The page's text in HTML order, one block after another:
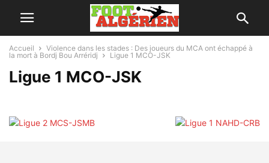
Accueil
Violence dans les stades : Des joueurs du MCA ont échappé à
la mort à Bordj Bou Arréridj
Ligue 1 MCO-JSK
Ligue 1 MCO-JSK